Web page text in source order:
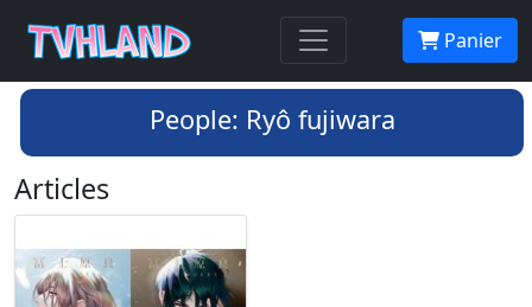
Panier
People: Ryô fujiwara
Articles